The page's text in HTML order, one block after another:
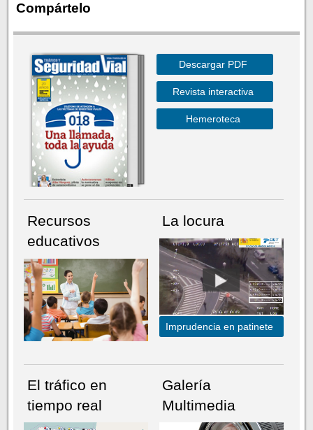
Compártelo
Descargar PDF
Revista interactiva
Hemeroteca
Recursos
educativos
La locura
Imprudencia en patinete
El tráfico en
tiempo real
Galería
Multimedia